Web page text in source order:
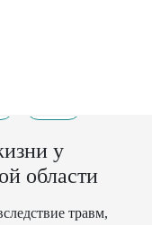
у
области
травм,